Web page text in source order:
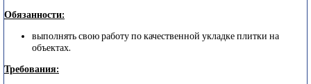
Обязанности:
выполнять свою работу по качественной укладке плитки на
объектах.
Требования: